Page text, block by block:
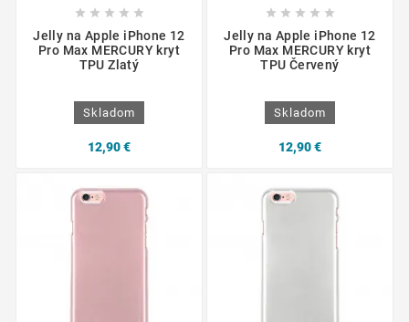
    
Jelly na Apple iPhone 12
Pro Max MERCURY kryt
TPU Zlatý
Skladom
12,90 €
    
Jelly na Apple iPhone 12
Pro Max MERCURY kryt
TPU Červený
Skladom
12,90 €